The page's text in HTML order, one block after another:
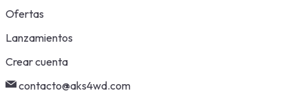
Skip
Ofertas
Lanzamientos
Crear cuenta
contacto@aks4wd.com